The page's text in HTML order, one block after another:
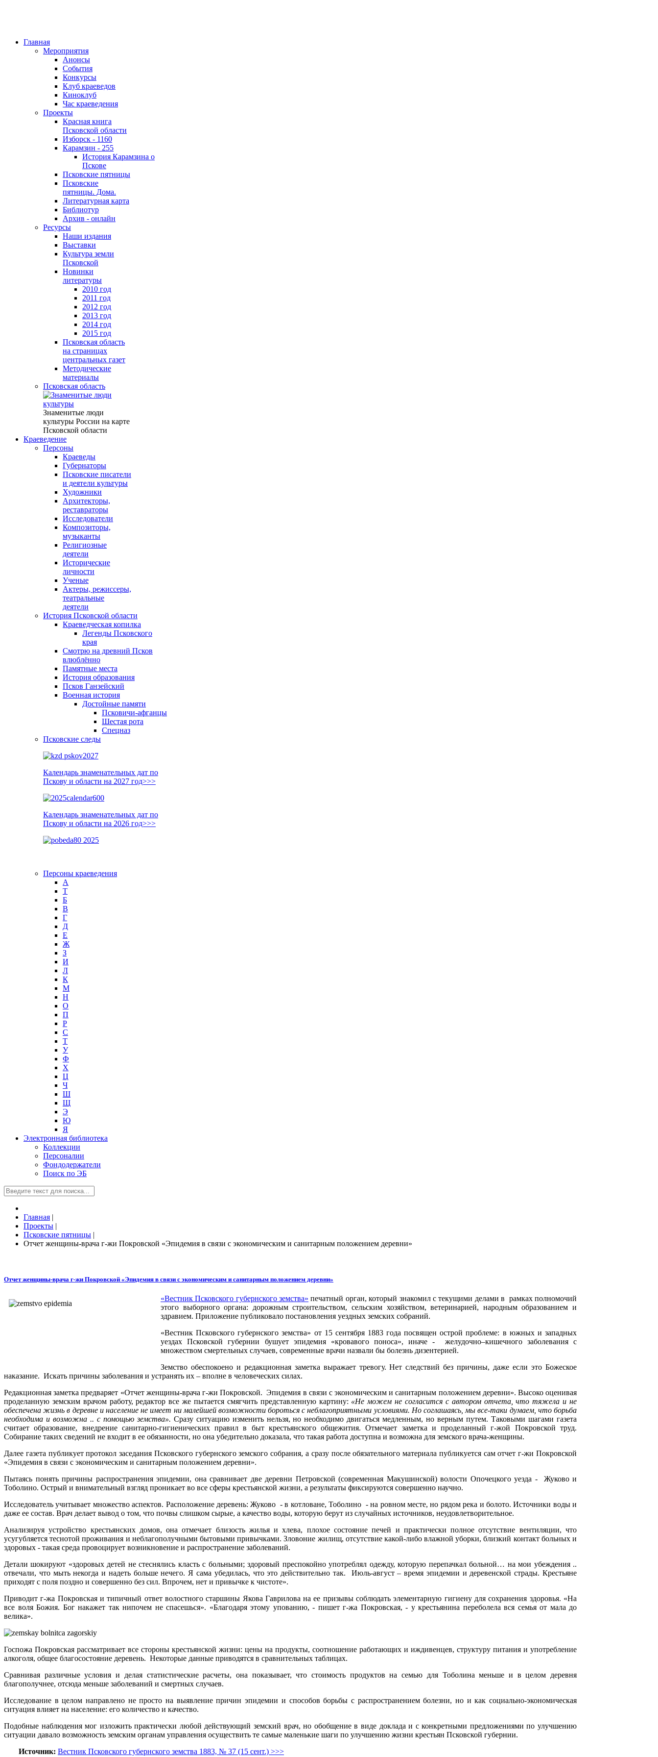
Главная
Мероприятия
Анонсы
События
Конкурсы
Клуб краеведов
Киноклуб
Час краеведения
Проекты
Красная книга
Псковской области
Изборск - 1160
Карамзин - 255
История Карамзина о
Пскове
Псковские пятницы
Псковские
пятницы. Дома.
Литературная карта
Библиотур
Архив - онлайн
Ресурсы
Наши издания
Выставки
Культура земли
Псковской
Новинки
литературы
2010 год
2011 год
2012 год
2013 год
2014 год
2015 год
Псковская область
на страницах
центральных газет
Методические
материалы
Псковская область
Знаменитые люди
культуры России на карте
Псковской области
Краеведение
Персоны
Краеведы
Губернаторы
Псковские писатели
и деятели культуры
Художники
Архитекторы,
реставраторы
Исследователи
Композиторы,
музыканты
Религиозные
деятели
Исторические
личности
Ученые
Актеры, режиссеры,
театральные
деятели
История Псковской области
Краеведческая копилка
Легенды Псковского
края
Смотрю на древний Псков
влюблённо
Памятные места
История образования
Псков Ганзейский
Военная история
Достойные памяти
Псковичи-афганцы
Шестая рота
Спецназ
Псковские следы
Календарь знаменательных дат по
Пскову и области на 2027 год>>>
Календарь знаменательных дат по
Пскову и области на 2026 год>>>
Персоны краеведения
А
T
Б
В
Г
Д
Е
Ж
З
И
Л
К
М
Н
О
П
Р
С
Т
У
Ф
Х
Ц
Ч
Ш
Щ
Э
Ю
Я
Электронная библиотека
Коллекции
Персоналии
Фондодержатели
Поиск по ЭБ
Главная |
Проекты |
Псковские пятницы |
Отчет женщины-врача г-жи Покровской «Эпидемия в связи с экономическим и санитарным положением деревни»
Отчет женщины-врача г-жи Покровской «Эпидемия в связи с экономическим и санитарным положением деревни»
«Вестник Псковского губернского земства» печатный орган, который знакомил с текущими делами в рамках полномочий
этого выборного органа: дорожным строительством, сельским хозяйством, ветеринарией, народным образованием и
здравием. Приложение публиковало постановления уездных земских собраний.
«Вестник Псковского губернского земства» от 15 сентября 1883 года посвящен острой проблеме: в южных и западных
уездах Псковской губернии бушует эпидемия «кровавого поноса», иначе - желудочно–кишечного заболевания с
множеством смертельных случаев, современные врачи назвали бы болезнь дизентерией.
Земство обеспокоено и редакционная заметка выражает тревогу. Нет следствий без причины, даже если это Божеское
наказание. Искать причины заболевания и устранять их – вполне в человеческих силах.
Редакционная заметка предваряет «Отчет женщины-врача г-жи Покровской. Эпидемия в связи с экономическим и санитарным положением деревни». Высоко оценивая
проделанную земским врачом работу, редактор все же пытается смягчить представленную картину: «Не можем не согласится с автором отчета, что тяжела и не
обеспечена жизнь в деревне и население не имеет ни малейшей возможности бороться с неблагоприятными условиями. Но соглашаясь, мы все-таки думаем, что борьба
необходима и возможна .. с помощью земства». Сразу ситуацию изменить нельзя, но необходимо двигаться медленным, но верным путем. Таковыми шагами газета
считает образование, внедрение санитарно-гигиенических правил в быт крестьянского общежития. Отмечает заметка и проделанный г-жой Покровской труд.
Собирание таких сведений не входит в ее обязанности, но она убедительно доказала, что такая работа доступна и возможна для земского врача-женщины.
Далее газета публикует протокол заседания Псковского губернского земского собрания, а сразу после обязательного материала публикуется сам отчет г-жи Покровской
«Эпидемия в связи с экономическим и санитарным положением деревни».
Пытаясь понять причины распространения эпидемии, она сравнивает две деревни Петровской (современная Макушинской) волости Опочецкого уезда - Жуково и
Тоболино. Острый и внимательный взгляд проникает во все сферы крестьянской жизни, а результаты фиксируются совершенно научно.
Исследователь учитывает множество аспектов. Расположение деревень: Жуково - в котловане, Тоболино - на ровном месте, но рядом река и болото. Источники воды и
даже ее состав. Врач делает вывод о том, что почвы слишком сырые, а качество воды, которую берут из случайных источников, неудовлетворительное.
Анализируя устройство крестьянских домов, она отмечает близость жилья и хлева, плохое состояние печей и практически полное отсутствие вентиляции, что
усугубляется теснотой проживания и неблагополучными бытовыми привычками. Зловоние жилищ, отсутствие какой-либо влажной уборки, близкий контакт больных и
здоровых - такая среда провоцирует возникновение и распространение заболеваний.
Детали шокируют «здоровых детей не стеснялись класть с больными; здоровый преспокойно употреблял одежду, которую перепачкал больной… на мои убеждения ..
отвечали, что мыть некогда и надеть больше нечего. Я сама убедилась, что это действительно так. Июль-август – время эпидемии и деревенской страды. Крестьяне
приходят с поля поздно и совершенно без сил. Впрочем, нет и привычке к чистоте».
Приводит г-жа Покровская и типичный ответ волостного старшины Якова Гаврилова на ее призывы соблюдать элементарную гигиену для сохранения здоровья. «На
все воля Божия. Бог накажет так нипочем не спасешься». «Благодаря этому упованию, - пишет г-жа Покровская, - у крестьянина переболела вся семья от мала до
велика».
Госпожа Покровская рассматривает все стороны крестьянской жизни: цены на продукты, соотношение работающих и иждивенцев, структуру питания и употребление
алкоголя, общее благосостояние деревень. Некоторые данные приводятся в сравнительных таблицах.
Сравнивая различные условия и делая статистические расчеты, она показывает, что стоимость продуктов на семью для Тоболина меньше и в целом деревня
благополучнее, отсюда меньше заболеваний и смертных случаев.
Исследование в целом направлено не просто на выявление причин эпидемии и способов борьбы с распространением болезни, но и как социально-экономическая
ситуация влияет на население: его количество и качество.
Подобные наблюдения мог изложить практически любой действующий земский врач, но обобщение в виде доклада и с конкретными предложениями по улучшению
ситуации давало возможность земским органам управления осуществить те самые маленькие шаги по улучшению жизни крестьян Псковской губернии.
Источник: Вестник Псковского губернского земства 1883, № 37 (15 сент.) >>>